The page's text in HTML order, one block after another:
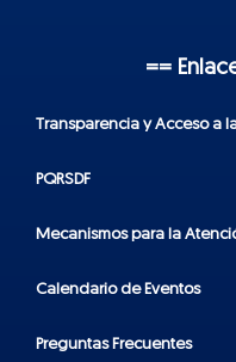
==
Transparencia y Acceso a
PQRSDF
Mecanismos para la
Calendario de Eventos
Preguntas Frecuentes